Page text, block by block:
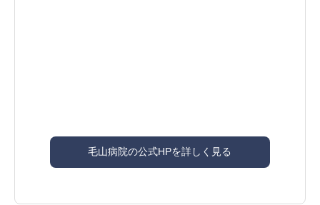
毛山病院の公式HPを詳しく見る